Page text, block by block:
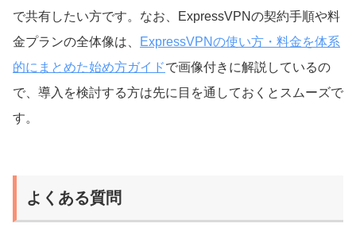
で共有したい方です。なお、ExpressVPNの契約手順や料
金プランの全体像は、
ExpressVPNの使い方・料金を体系
的にまとめた始め方ガイドで画像付きに解説しているの
で、導入を検討する方は先に目を通しておくとスムーズで
す。
よくある質問